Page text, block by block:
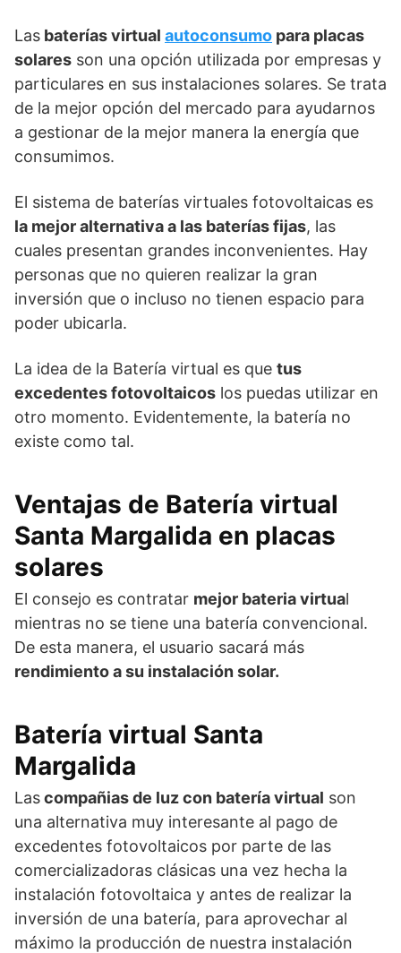
Las baterías virtual autoconsumo para placas
solares son una opción utilizada por empresas y
particulares en sus instalaciones solares. Se trata
de la mejor opción del mercado para ayudarnos
a gestionar de la mejor manera la energía que
consumimos.
El sistema de baterías virtuales fotovoltaicas es
la mejor alternativa a las baterías fijas, las
cuales presentan grandes inconvenientes. Hay
personas que no quieren realizar la gran
inversión que o incluso no tienen espacio para
poder ubicarla.
La idea de la Batería virtual es que tus
excedentes fotovoltaicos los puedas utilizar en
otro momento. Evidentemente, la batería no
existe como tal.
Ventajas de Batería virtual
Santa Margalida en placas
solares
El consejo es contratar mejor bateria virtual
mientras no se tiene una batería convencional.
De esta manera, el usuario sacará más
rendimiento a su instalación solar.
Batería virtual Santa
Margalida
Lascompañias de luz con batería virtual son
una alternativa muy interesante al pago de
excedentes fotovoltaicos por parte de las
comercializadoras clásicas una vez hecha la
instalación fotovoltaica y antes de realizar la
inversión de una batería, para aprovechar al
máximo la producción de nuestra instalación